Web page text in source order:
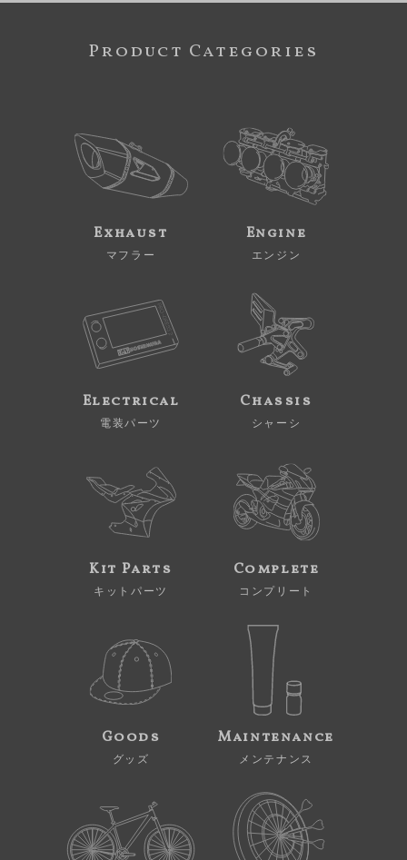
Product Categories
Exhaust
マフラー
Engine
エンジン
Electrical
電装パーツ
Chassis
シャーシ
Kit Parts
キットパーツ
Complete
コンプリート
Goods
グッズ
Maintenance
メンテナンス